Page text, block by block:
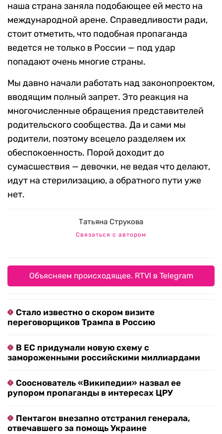
наша страна заняла подобающее ей место на
международной арене. Справедливости ради,
стоит отметить, что подобная пропаганда
ведется не только в России — под удар
попадают очень многие страны.
Мы давно начали работать над законопроектом,
вводящим полный запрет. Это реакция на
многочисленные обращения представителей
родительского сообщества. Да и сами мы
родители, поэтому всецело разделяем их
обеспокоенность. Порой доходит до
сумасшествия — девочки, не ведая что делают,
идут на стерилизацию, а обратного пути уже
нет.
Татьяна Струкова
Связаться с автором
Объясняем происходящее. RTVI в Telegram
Стало известно о скором визите
переговорщиков Трампа в Россию
В ЕС придумали новую схему с
замороженными российскими миллиардами
Сооснователь «Википедии» назвал ее
рупором пропаганды в интересах ЦРУ
Пентагон внезапно отстранил генерала,
отвечавшего за помощь Украине